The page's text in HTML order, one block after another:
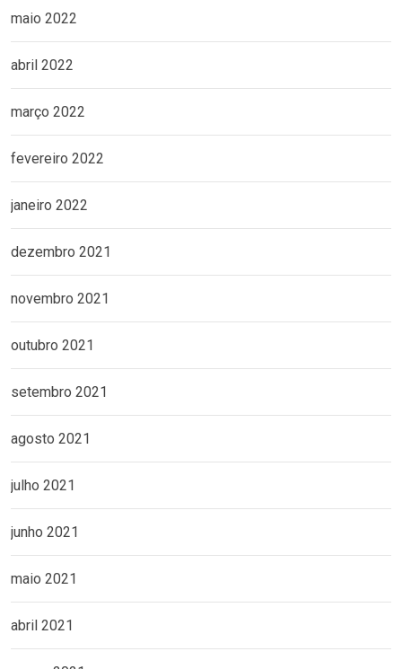
maio 2022
abril 2022
março 2022
fevereiro 2022
janeiro 2022
dezembro 2021
novembro 2021
outubro 2021
setembro 2021
agosto 2021
julho 2021
junho 2021
maio 2021
abril 2021